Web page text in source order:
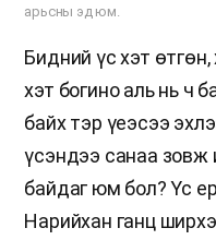
арьсны эд юм.
Бидний үс хэт өтгөн,
хэт богино аль нь ч
байх тэр үеэсээ
үсэндээ санаа зовж
байдаг юм бол? Үс
Нарийхан ганц